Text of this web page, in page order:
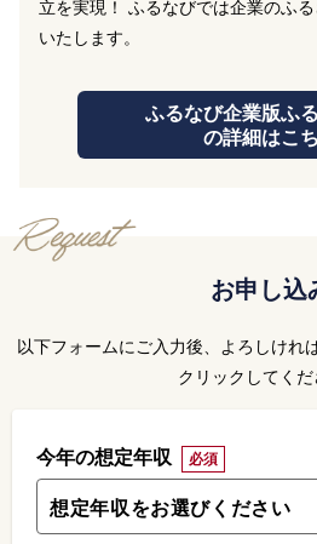
立を実現！ ふるなびでは企業のふ
いたします。
ふるなび企業版ふ
の詳細はこ
お申し込
以下フォームにご入力後、よろしけれ
クリックしてくだ
今年の想定年収 必須